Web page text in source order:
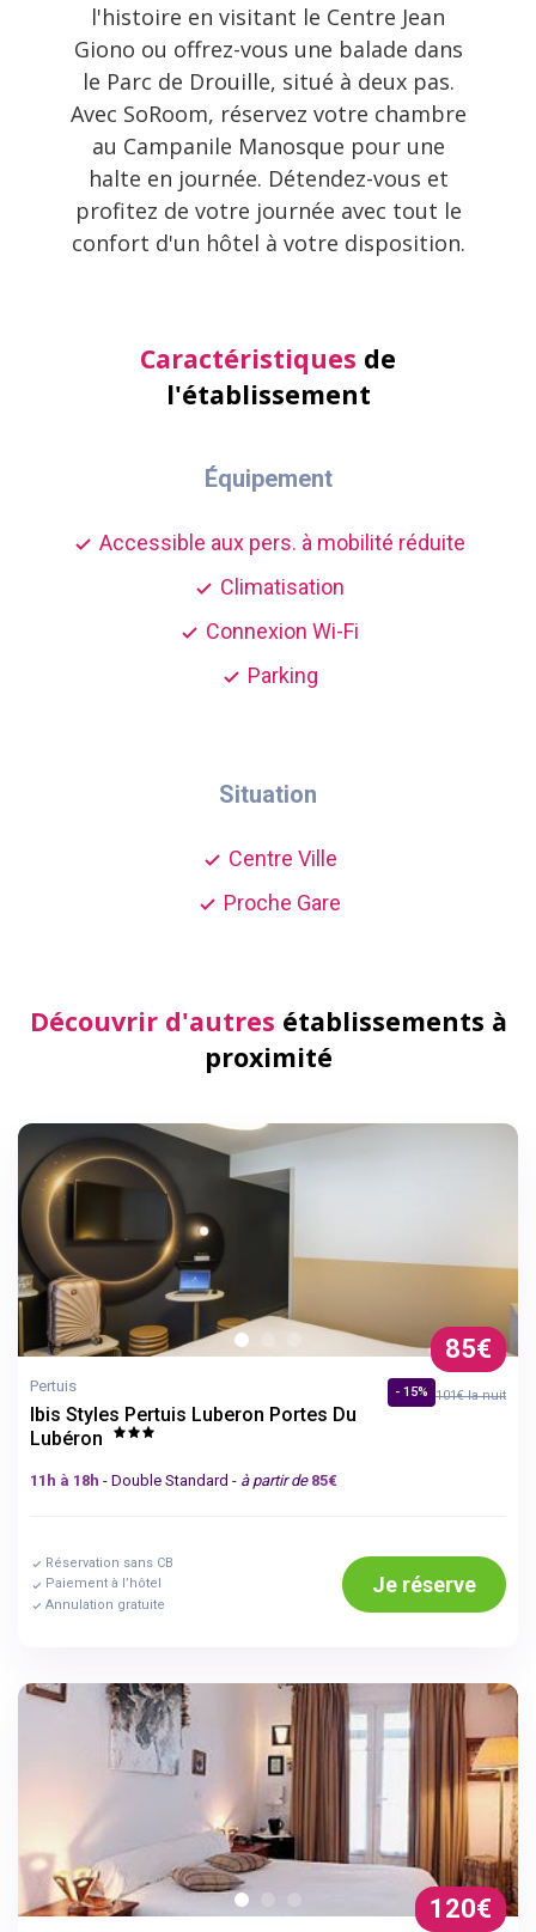
l'histoire en visitant le Centre Jean
Giono ou offrez-vous une balade dans
le Parc de Drouille, situé à deux pas.
Avec SoRoom, réservez votre chambre
au Campanile Manosque pour une
halte en journée. Détendez-vous et
profitez de votre journée avec tout le
confort d'un hôtel à votre disposition.
Caractéristiques de
l'établissement
Équipement
Accessible aux pers. à mobilité réduite
Climatisation
Connexion Wi-Fi
Parking
Situation
Centre Ville
Proche Gare
Découvrir d'autres établissements à
proximité
Pertuis
Ibis Styles Pertuis Luberon Portes Du
Lubéron
85€
- 15% 101€ la nuit
11h à 18h - Double Standard - à partir de 85€
Réservation sans CB
Paiement à l’hôtel
Annulation gratuite
Je réserve
120€